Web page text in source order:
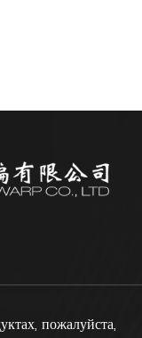
пожалуйста,